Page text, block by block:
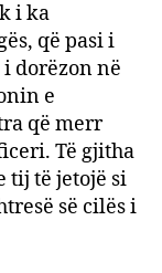
i ka
që pasi i
dorëzon në
e
që merr
Të gjitha
tij të jetojë si
së cilës i